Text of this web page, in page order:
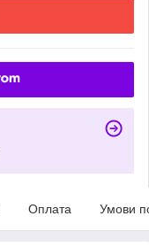
Оплата Умови